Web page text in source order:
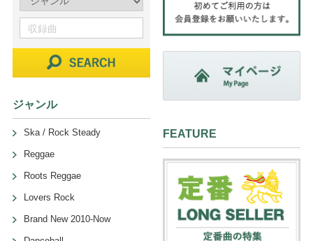
ジャンル
Ska / Rock Steady
Reggae
Roots Reggae
Lovers Rock
Brand New 2010-Now
FEATURE